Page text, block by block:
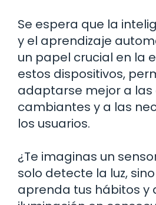
Se espera que la
y el aprendizaje
un papel crucial en la
estos dispositivos,
adaptarse mejor a las
cambiantes y a las
los usuarios.
¿Te imaginas un
solo detecte la luz,
aprenda tus hábitos y